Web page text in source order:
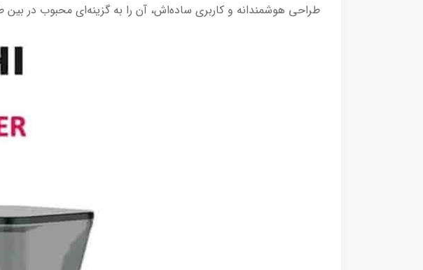
طراحی هوشمندانه و کاربری ساده‌اش، آن را به گزینه‌ای محبوب در